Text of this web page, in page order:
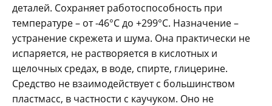
деталей. Сохраняет работоспособность при
температуре – от -46°C до +299°C. Назначение –
устранение скрежета и шума. Она практически не
испаряется, не растворяется в кислотных и
щелочных средах, в воде, спирте, глицерине.
Средство не взаимодействует с большинством
пластмасс, в частности с каучуком. Оно не